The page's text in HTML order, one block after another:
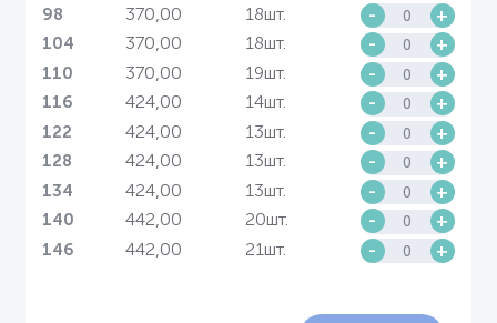
98 370,00 18шт. - +
104 370,00 18шт. - +
110 370,00 19шт. - +
116 424,00 14шт. - +
122 424,00 13шт. - +
128 424,00 13шт. - +
134 424,00 13шт. - +
140 442,00 20шт. - +
146 442,00 21шт. - +